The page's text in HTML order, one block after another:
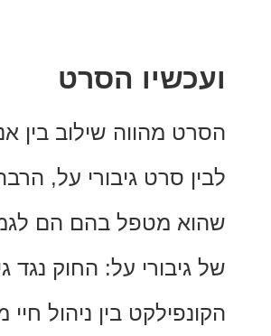
הסרט
מהווה שילוב בין אנימציה
סרט גיבורי על, הרבה
מטפל בהם הם לגמרי
על: החוק נגד גיבורי
בין ניהול חיי משפחה